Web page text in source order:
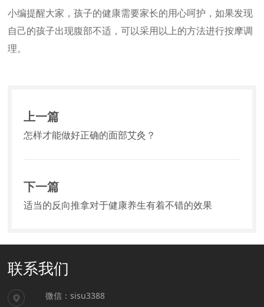
小编提醒大家，孩子的健康需要家长的用心呵护，如果发现
自己的孩子出现腹部不适，可以采用以上的方法进行按摩调
理。
上一篇
怎样才能做好正确的面部艾灸？
下一篇
适当的反向推拿对于健康养生有着不错的效果
联系我们
微信：sisu3388